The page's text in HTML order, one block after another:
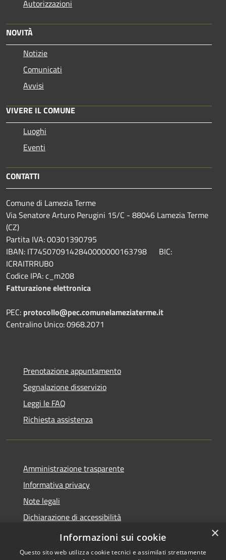
Autorizzazioni
NOVITÀ
Notizie
Comunicati
Avvisi
VIVERE IL COMUNE
Luoghi
Eventi
CONTATTI
Comune di Lamezia Terme
Via Senatore Arturo Perugini 15/C - 88046 Lamezia Terme
(CZ)
Partita IVA: 00301390795
IBAN: IT74S0709142840000000163798 BIC:
ICRAITRRUB0
Codice IPA: c_m208
Fatturazione elettronica
PEC: protocollo@pec.comunelameziaterme.it
Centralino Unico: 0968.2071
Prenotazione appuntamento
Segnalazione disservizio
Leggi le FAQ
Richiesta assistenza
Amministrazione trasparente
Informativa privacy
Note legali
Dichiarazione di accessibilità
Feedback accessibilità
×
Informazioni sui cookie
Questo sito web utilizza cookie tecnici e assimilati strettamente